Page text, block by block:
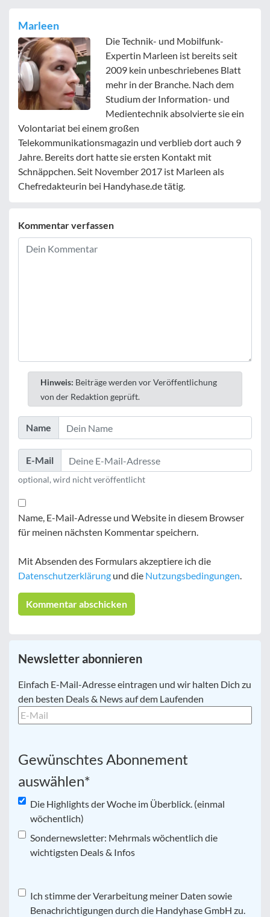
Marleen
Die Technik- und Mobilfunk-
Expertin Marleen ist bereits seit
2009 kein unbeschriebenes Blatt
mehr in der Branche. Nach dem
Studium der Information- und
Medientechnik absolvierte sie ein
Volontariat bei einem großen
Telekommunikationsmagazin und verblieb dort auch 9
Jahre. Bereits dort hatte sie ersten Kontakt mit
Schnäppchen. Seit November 2017 ist Marleen als
Chefredakteurin bei Handyhase.de tätig.
Kommentar verfassen
Hinweis: Beiträge werden vor Veröffentlichung
von der Redaktion geprüft.
Name
E-Mail
optional, wird nicht veröffentlicht
Name, E-Mail-Adresse und Website in diesem Browser
für meinen nächsten Kommentar speichern.
Mit Absenden des Formulars akzeptiere ich die
Datenschutzerklärung und die Nutzungsbedingungen.
Newsletter abonnieren
E-
Mail *
Einfach E-Mail-Adresse eintragen und wir halten Dich zu
den besten Deals & News auf dem Laufenden
Gewünschtes Abonnement
auswählen*
Die Highlights der Woche im Überblick. (einmal
wöchentlich)
Sondernewsletter: Mehrmals wöchentlich die
wichtigsten Deals & Infos
Datenschutz*
Ich stimme der Verarbeitung meiner Daten sowie
Benachrichtigungen durch die Handyhase GmbH zu.